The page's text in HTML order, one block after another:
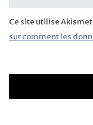
Ce site utilise
sur comment les